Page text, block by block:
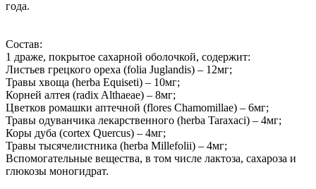
года.
Состав:
1 драже, покрытое сахарной оболочкой, содержит:
Листьев грецкого ореха (folia Juglandis) – 12мг;
Травы хвоща (herba Equiseti) – 10мг;
Корней алтея (radix Althaeae) – 8мг;
Цветков ромашки аптечной (flores Chamomillae) – 6мг;
Травы одуванчика лекарственного (herba Taraxaci) – 4мг;
Коры дуба (cortex Quercus) – 4мг;
Травы тысячелистника (herba Millefolii) – 4мг;
Вспомогательные вещества, в том числе лактоза, сахароза и
глюкозы моногидрат.